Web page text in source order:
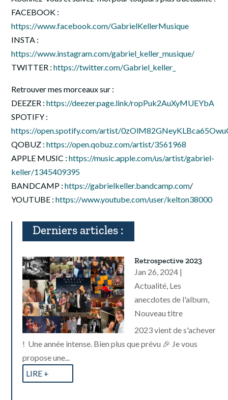
FACEBOOK :
https://www.facebook.com/GabrielKellerMusique
INSTA :
https://www.instagram.com/gabriel_keller_musique/
TWITTER :https://twitter.com/Gabriel_keller_
Retrouver mes morceaux sur :
DEEZER :https://deezer.page.link/ropPuk2AuXyMUEYbA
SPOTIFY :
https://open.spotify.com/artist/
QOBUZ :https://open.qobuz.com/artist/3561968
APPLE MUSIC :https://music.apple.com/us/artist/gabriel-
keller/1345409395
BANDCAMP :https://gabrielkeller.bandcamp.com/
YOUTUBE :https://www.youtube.com/user/kelton38000
Derniers articles :
Retrospective 2023
Jan 26, 2024 |
Actualité, Les
anecdotes de l'album,
Nouveau titre
2023 vient de s'achever
! Une année intense. Bien plus que prévu 🎉 Je vous
propose une...
LIRE +